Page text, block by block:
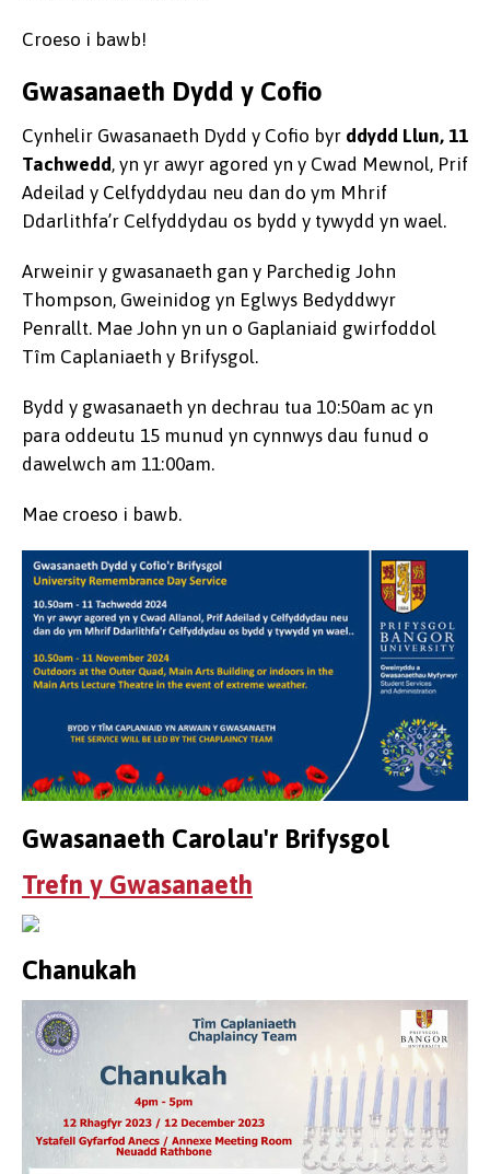
Croeso i bawb!
Gwasanaeth Dydd y Cofio
Cynhelir Gwasanaeth Dydd y Cofio byr ddydd Llun, 11
Tachwedd, yn yr awyr agored yn y Cwad Mewnol, Prif
Adeilad y Celfyddydau neu dan do ym Mhrif
Ddarlithfa’r Celfyddydau os bydd y tywydd yn wael.
Arweinir y gwasanaeth gan y Parchedig John
Thompson, Gweinidog yn Eglwys Bedyddwyr
Penrallt. Mae John yn un o Gaplaniaid gwirfoddol
Tîm Caplaniaeth y Brifysgol.
Bydd y gwasanaeth yn dechrau tua 10:50am ac yn
para oddeutu 15 munud yn cynnwys dau funud o
dawelwch am 11:00am.
Mae croeso i bawb.
Gwasanaeth Carolau'r Brifysgol
Trefn y Gwasanaeth
Chanukah